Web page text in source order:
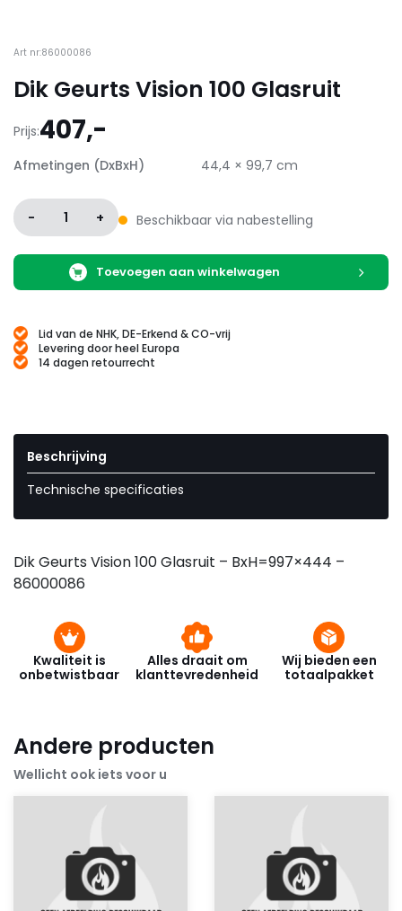
Art nr:86000086
Dik Geurts Vision 100 Glasruit
Prijs:407,-
Afmetingen (DxBxH) 44,4 × 99,7 cm
- 1 + Beschikbaar via nabestelling
Toevoegen aan winkelwagen
Lid van de NHK, DE-Erkend & CO-vrij
Levering door heel Europa
14 dagen retourrecht
Beschrijving
Technische specificaties
Dik Geurts Vision 100 Glasruit – BxH=997×444 –
86000086
Kwaliteit is
onbetwistbaar
Alles draait om
klanttevredenheid
Wij bieden een
totaalpakket
Andere producten
Wellicht ook iets voor u